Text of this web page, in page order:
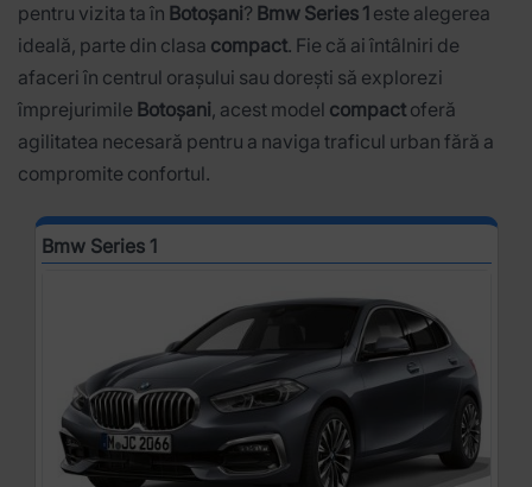
pentru vizita ta în Botoșani? Bmw Series 1 este alegerea
ideală, parte din clasa compact. Fie că ai întâlniri de
afaceri în centrul orașului sau dorești să explorezi
împrejurimile Botoșani, acest model compact oferă
agilitatea necesară pentru a naviga traficul urban fără a
compromite confortul.
Bmw Series 1